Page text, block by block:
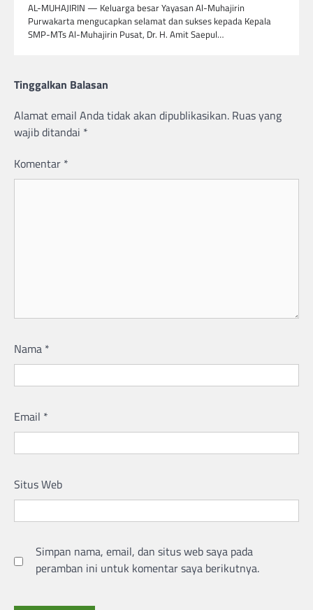
AL-MUHAJIRIN — Keluarga besar Yayasan Al-Muhajirin
Purwakarta mengucapkan selamat dan sukses kepada Kepala
SMP-MTs Al-Muhajirin Pusat, Dr. H. Amit Saepul…
Tinggalkan Balasan
Alamat email Anda tidak akan dipublikasikan. Ruas yang
wajib ditandai *
Komentar *
Nama *
Email *
Situs Web
Simpan nama, email, dan situs web saya pada
peramban ini untuk komentar saya berikutnya.